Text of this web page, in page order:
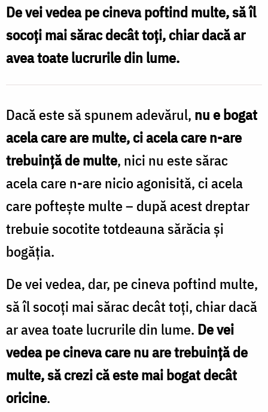
acela
care
are
acela
care
are
nevoie
puțin
Foto:
Oana
Nechifor
De vei vedea pe cineva poftind multe, să îl
socoți mai sărac decât toți, chiar dacă ar
avea toate lucrurile din lume.
Dacă este să spunem adevărul, nu e bogat
acela care are multe, ci acela care n-are
trebuință de multe, nici nu este sărac
acela care n-are nicio agonisită, ci acela
care poftește multe – după acest dreptar
trebuie socotite totdeauna sărăcia și
bogăția.
De vei vedea, dar, pe cineva poftind multe,
să îl socoți mai sărac decât toți, chiar dacă
ar avea toate lucrurile din lume. De vei
vedea pe cineva care nu are trebuință de
multe, să crezi că este mai bogat decât
oricine.